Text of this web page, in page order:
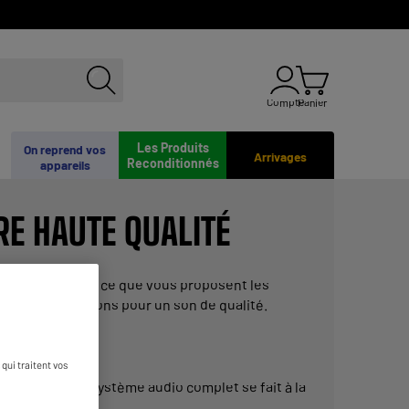
ComptePanier
Arrivages
Les Produits
Reconditionnés
On reprend vos
appareils
HAUTE QUALITÉ
ce pas ? C’est ce que vous proposent les
recommandons pour un son de qualité.
système audio complet se fait à la
qui traitent vos